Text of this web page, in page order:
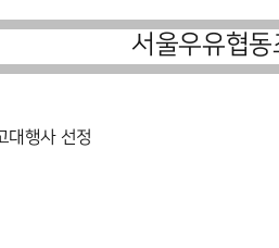
서울우유협
대행사 선정